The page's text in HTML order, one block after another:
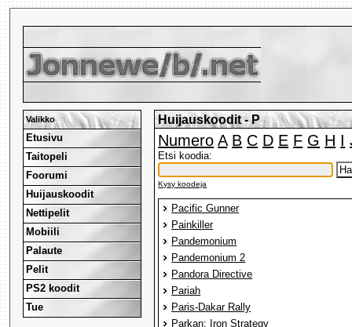
Valikko
Etusivu
Taitopeli
Foorumi
Huijauskoodit
Nettipelit
Mobiili
Palaute
Pelit
PS2 koodit
Tue
Huijauskoodit - P
Numero A B C D E F G H I
Etsi koodia:
Kysy koodeja
Pacific Gunner
Painkiller
Pandemonium
Pandemonium 2
Pandora Directive
Pariah
Paris-Dakar Rally
Parkan: Iron Strategy